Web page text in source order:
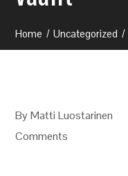
Home Uncategorized
ByMatti Luostarinen
Comments